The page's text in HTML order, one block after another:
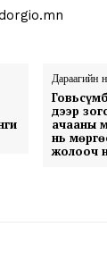
dorgio.mn
Дараагийн
дээр
ачааны
нь
жолооч